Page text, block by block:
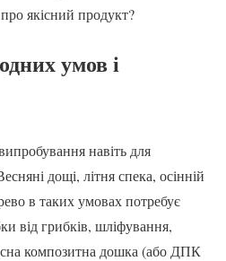
якісний продукт?
умов і
навіть для
дощі, літня спека, осінній
в таких умовах потребує
від грибків, шліфування,
композитна дошка (або ДПК